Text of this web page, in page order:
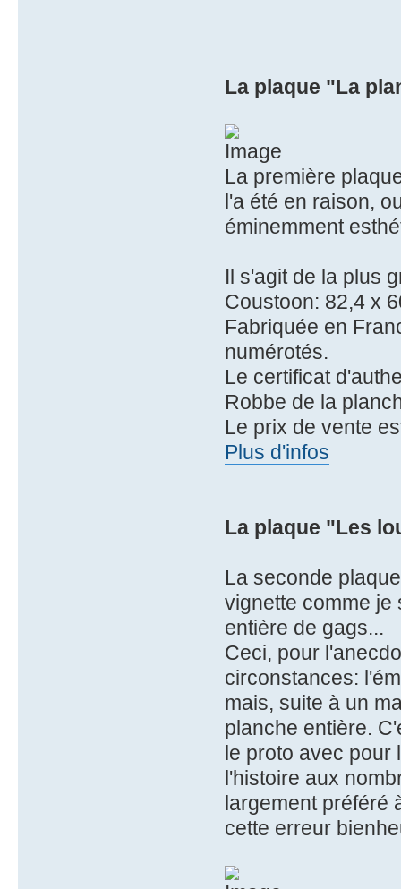
La plaque "La
La première
l'a été en raison,
éminemment
Il s'agit de la plus
Coustoon: 82,4 x
Fabriquée en
numérotés.
Le certificat
Robbe de la
Le prix de vente
Plus d'infos
La plaque "Les
La seconde
vignette comme je
entière de gags...
Ceci, pour
circonstances:
mais, suite à un
planche entière.
le proto avec pour
l'histoire aux
largement préféré
cette erreur